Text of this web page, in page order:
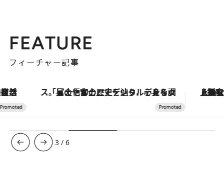
FEATURE
フィーチャー記事
「星のや富士」でデジタルデトックス。冨士信仰の歴史を辿り、心身を調える。 【銀座で出合う最旬美容】美髪ケアや
3 /6